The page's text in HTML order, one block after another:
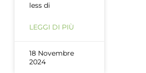
less di
LEGGI DI PIÙ
18 Novembre
2024